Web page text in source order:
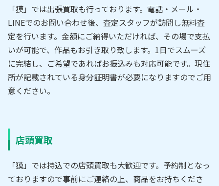
「獏」では出張買取も行っております。電話・メール・
LINEでのお問い合わせ後、査定スタッフが訪問し無料査
定を行います。金額にご納得いただければ、その場で支払
いが可能で、作品もお引き取り致します。1日でスムーズ
に完結し、ご希望であればお振込みも対応可能です。現住
所が記載されている身分証明書が必要になりますのでご用
意ください。
店頭買取
「獏」では持込での店頭買取も大歓迎です。予約制となっ
ておりますので事前にご連絡の上、商品をお持ちくださ